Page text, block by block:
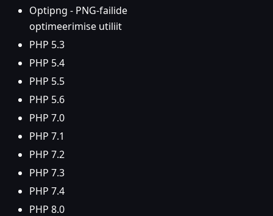
Optipng - PNG-failide
optimeerimise utiliit
PHP 5.3
PHP 5.4
PHP 5.5
PHP 5.6
PHP 7.0
PHP 7.1
PHP 7.2
PHP 7.3
PHP 7.4
PHP 8.0